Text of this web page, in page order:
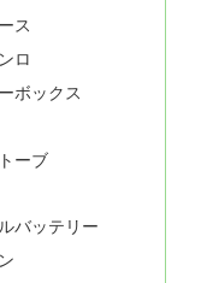
ス
ロ
ボックス
ーブ
バッテリー